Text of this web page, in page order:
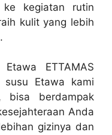
ke kegiatan rutin
kulit yang lebih
ETTAMAS
susu Etawa kami
bisa berdampak
Anda
gizinya dan